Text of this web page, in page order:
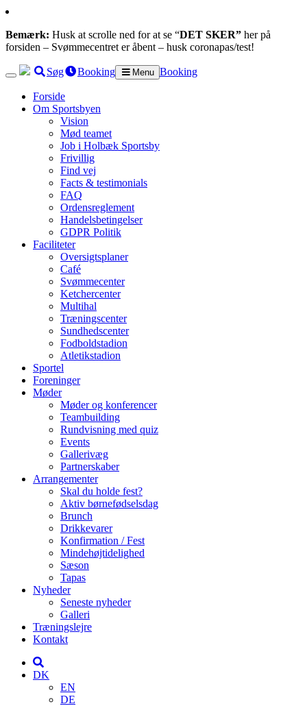
Bemærk: Husk at scrolle ned for at se “DET SKER” her på
forsiden – Svømmecentret er åbent – husk coronapas/test!
Søg Booking Menu Booking
Forside
Om Sportsbyen
Vision
Mød teamet
Job i Holbæk Sportsby
Frivillig
Find vej
Facts & testimonials
FAQ
Ordensreglement
Handelsbetingelser
GDPR Politik
Faciliteter
Oversigtsplaner
Café
Svømmecenter
Ketchercenter
Multihal
Træningscenter
Sundhedscenter
Fodboldstadion
Atletikstadion
Sportel
Foreninger
Møder
Møder og konferencer
Teambuilding
Rundvisning med quiz
Events
Gallerivæg
Partnerskaber
Arrangementer
Skal du holde fest?
Aktiv børnefødselsdag
Brunch
Drikkevarer
Konfirmation / Fest
Mindehøjtidelighed
Sæson
Tapas
Nyheder
Seneste nyheder
Galleri
Træningslejre
Kontakt
DK
EN
DE